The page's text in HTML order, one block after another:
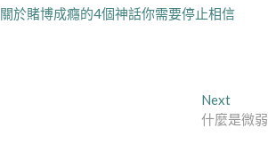
關於賭博成癮的4個神話你需要停止相信
NextNext
post:
什麼是微